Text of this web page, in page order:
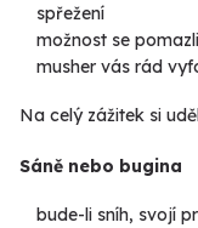
spřežení
možnost se
musher vás rád
Na celý zážitek si
Sáně nebo bugina
bude-li sníh, svojí